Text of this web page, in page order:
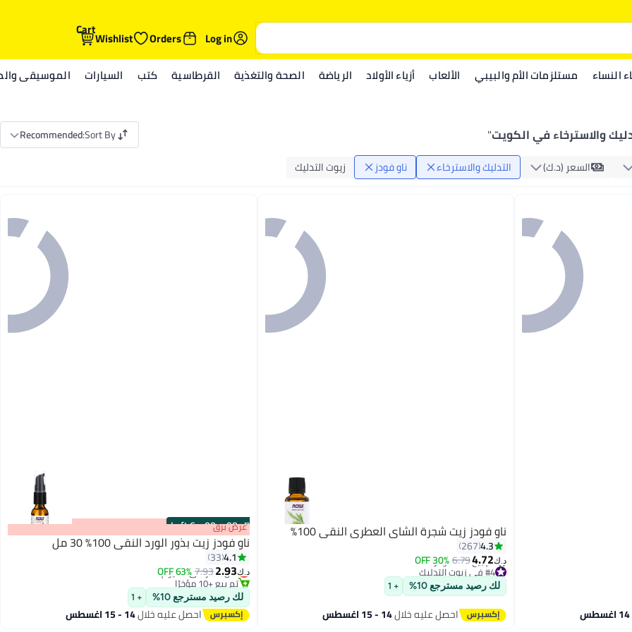
Log in
Orders
Wishlist
Cart
النساء مستلزمات الأم والبيبي الألعاب أزياء الأولاد الرياضة الصحة والتغذية القرطاسية كتب السيارات الموسيقى
والاسترخاء في الكويت"
Sort By
:
Recommended
السعر (د.ك‏) التدليك والاسترخاء ناو فودز زيوت التدليك
ناو فودز زيت شجرة الشاي العطري النقي 100%
4.3
267
د.ك‏4.72
6.79
30% OFF
#4 في زيوت التدليك
تم بيع +10 مؤخرًا
#4 في زيوت التدليك
لك رصيد مسترجع 10% + 1
احصل عليه خلال14 - 15 اغسطس
00m:00s
·
6 Left عرض برق
ناو فودز زيت بذور الورد النقي 100٪ 30 مل
4.1
33
د.ك‏2.93
7.93
63% OFF
#16 في زيوت التدليك
أقل سعر في 30 يوم
تم بيع +10 مؤخرًا
#16 في زيوت التدليك
لك رصيد مسترجع 10% + 1
احصل عليه خلال14 - 15 اغسطس